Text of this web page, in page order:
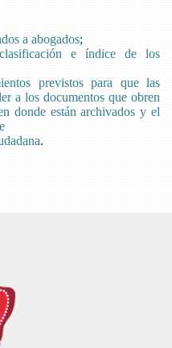
a abogados;
e índice de los
previstos para que las
a los documentos que obren
donde están archivados y el
.